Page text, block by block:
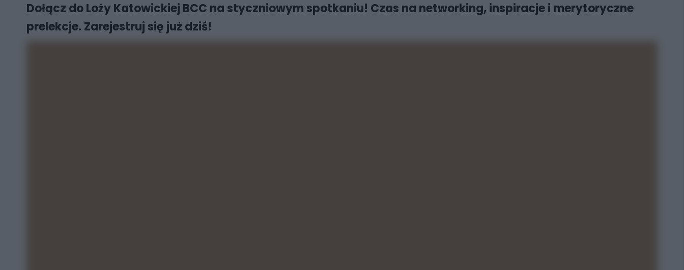
Dołącz do Loży Katowickiej BCC na styczniowym spotkaniu! Czas na networking, inspiracje i merytoryczne
prelekcje. Zarejestruj się już dziś!